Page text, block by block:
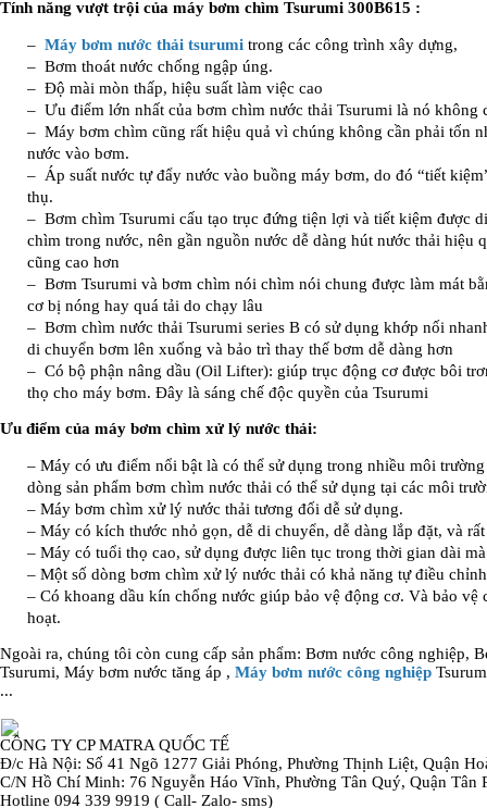
Tính năng vượt trội của máy bơm chìm Tsurumi 300B615 :
– Máy bơm nước thải tsurumi trong các công trình xây dựng,
– Bơm thoát nước chống ngập úng.
– Độ mài mòn thấp, hiệu suất làm việc cao
– Ưu điểm lớn nhất của bơm chìm nước thải Tsurumi là nó không
– Máy bơm chìm cũng rất hiệu quả vì chúng không cần phải tốn
nước vào bơm.
– Áp suất nước tự đẩy nước vào buồng máy bơm, do đó “tiết
thụ.
– Bơm chìm Tsurumi cấu tạo trục đứng tiện lợi và tiết kiệm được
chìm trong nước, nên gần nguồn nước dễ dàng hút nước thải hiệu
cũng cao hơn
– Bơm Tsurumi và bơm chìm nói chìm nói chung được làm mát
cơ bị nóng hay quá tải do chạy lâu
– Bơm chìm nước thải Tsurumi series B có sử dụng khớp nối
di chuyển bơm lên xuống và bảo trì thay thế bơm dễ dàng hơn
– Có bộ phận nâng dầu (Oil Lifter): giúp trục động cơ được bôi
thọ cho máy bơm. Đây là sáng chế độc quyền của Tsurumi
Ưu điểm của máy bơm chìm xử lý nước thải:
– Máy có ưu điểm nổi bật là có thể sử dụng trong nhiều môi
dòng sản phẩm bơm chìm nước thải có thể sử dụng tại các môi
– Máy bơm chìm xử lý nước thải tương đối dễ sử dụng.
– Máy có kích thước nhỏ gọn, dễ di chuyển, dễ dàng lắp đặt, và
– Máy có tuổi thọ cao, sử dụng được liên tục trong thời gian dài
– Một số dòng bơm chìm xử lý nước thải có khả năng tự điều
– Có khoang dầu kín chống nước giúp bảo vệ động cơ. Và bảo vệ
hoạt.
Ngoài ra, chúng tôi còn cung cấp sản phẩm: Bơm nước công nghiệp,
Tsurumi, Máy bơm nước tăng áp , Máy bơm nước công nghiệp
...
CÔNG TY CP MATRA QUỐC TẾ
Đ/c Hà Nội: Số 41 Ngõ 1277 Giải Phóng, Phường Thịnh Liệt, Quận
C/N Hồ Chí Minh: 76 Nguyễn Háo Vĩnh, Phường Tân Quý, Quận Tân
Hotline 094 339 9919 ( Call- Zalo- sms)